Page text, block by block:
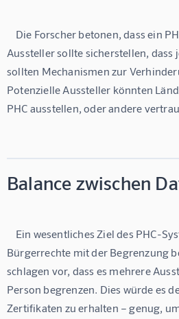
Aussteller sollte sicherstellen,
sollten Mechanismen zur
Potenzielle Aussteller könnten
PHC ausstellen, oder andere
Balance zwischen
Bürgerrechte mit der Begrenzung
schlagen vor, dass es mehrere
Person begrenzen. Dies würde es
Zertifikaten zu erhalten – genug,